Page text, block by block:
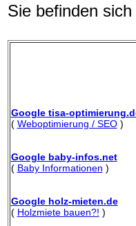
Sie befinden
Google tisa-
( Weboptimierung / SEO)
Google baby-infos.net
( Baby Informationen )
Google holz-mieten.de
( Holzmiete bauen?! )